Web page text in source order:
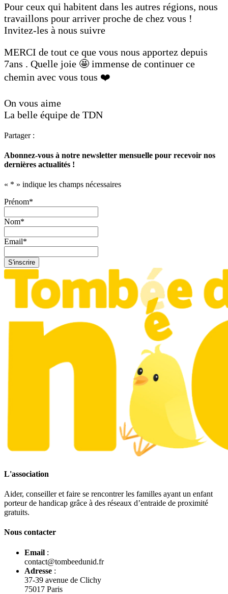
Pour ceux qui habitent dans les autres régions, nous
travaillons pour arriver proche de chez vous !
Invitez-les à nous suivre
MERCI de tout ce que vous nous apportez depuis
7ans . Quelle joie 🤩 immense de continuer ce
chemin avec vous tous ❤️
On vous aime
La belle équipe de TDN
Partager :
Abonnez-vous à notre newsletter mensuelle pour recevoir nos
dernières actualités !
« * » indique les champs nécessaires
Prénom*
Nom*
Email*
S'inscrire
L'association
Aider, conseiller et faire se rencontrer les familles ayant un enfant
porteur de handicap grâce à des réseaux d’entraide de proximité
gratuits.
Nous contacter
Email :
contact@tombeedunid.fr
Adresse :
37-39 avenue de Clichy
75017 Paris